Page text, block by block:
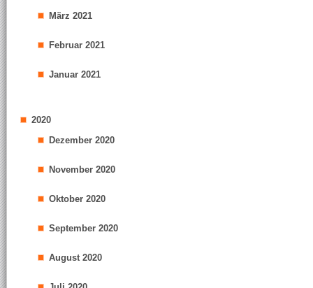
März 2021
Februar 2021
Januar 2021
2020
Dezember 2020
November 2020
Oktober 2020
September 2020
August 2020